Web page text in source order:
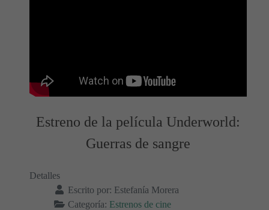
Estreno de la película Underworld:
Guerras de sangre
Detalles
Escrito por: Estefanía Morera
Categoría: Estrenos de cine